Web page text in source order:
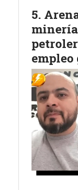
empleo